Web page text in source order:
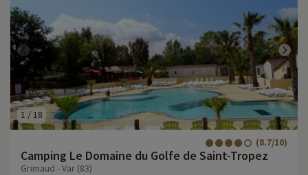
1 / 18
Camping Le Domaine du Golfe de Saint-Tropez
(8.7/10)
Grimaud - Var (83)